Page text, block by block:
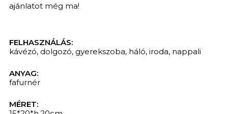
ajánlatot még ma!
FELHASZNÁLÁS:
kávézó, dolgozó, gyerekszoba, háló, iroda, nappali
ANYAG:
fafurnér
MÉRET: